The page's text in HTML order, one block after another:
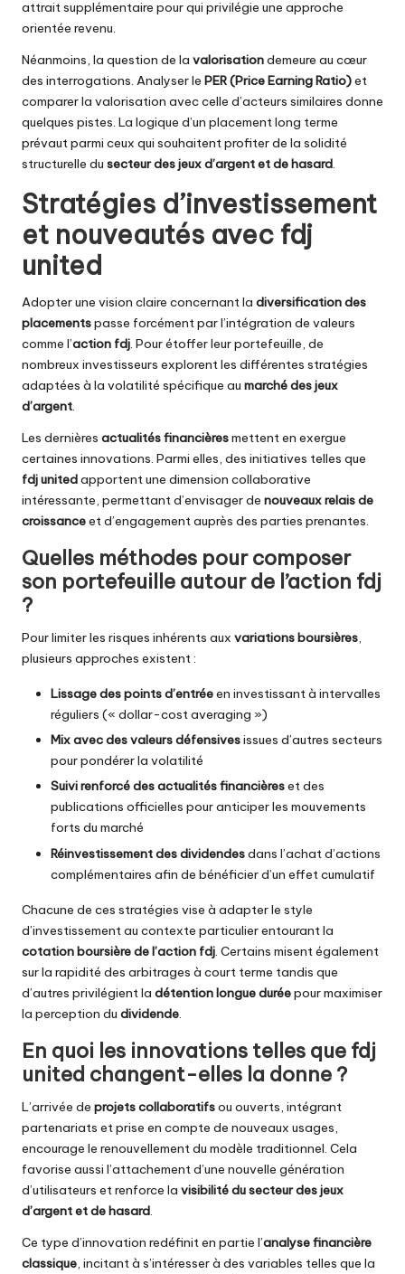
attrait supplémentaire pour qui privilégie une approche
orientée revenu.
Néanmoins, la question de la valorisationdemeure au cœur
des interrogations. Analyser le PER (Price Earning Ratio)et
comparer la valorisation avec celle d’acteurs similaires donne
quelques pistes. La logique d’un placement long terme
prévaut parmi ceux qui souhaitent profiter de la solidité
structurelle du secteur des jeux d’argent et de hasard.
Stratégies d’investissement
et nouveautés avec fdj
united
Adopter une vision claire concernant la diversification des
placementspasse forcément par l’intégration de valeurs
comme l’action fdj. Pour étoffer leur portefeuille, de
nombreux investisseurs explorent les différentes stratégies
adaptées à la volatilité spécifique au marché des jeux
d’argent.
Les dernières actualités financièresmettent en exergue
certaines innovations. Parmi elles, des initiatives telles que
fdj unitedapportent une dimension collaborative
intéressante, permettant d’envisager de nouveaux relais de
croissanceet d’engagement auprès des parties prenantes.
Quelles méthodes pour composer
son portefeuille autour de l’action fdj
?
Pour limiter les risques inhérents aux variations boursières,
plusieurs approches existent :
Lissage des points d’entréeen investissant à intervalles
réguliers (« dollar-cost averaging »)
Mix avec des valeurs défensivesissues d’autres secteurs
pour pondérer la volatilité
Suivi renforcé des actualités financièreset des
publications officielles pour anticiper les mouvements
forts du marché
Réinvestissement des dividendesdans l’achat d’actions
complémentaires afin de bénéficier d’un effet cumulatif
Chacune de ces stratégies vise à adapter le style
d’investissement au contexte particulier entourant la
cotation boursière de l’action fdj . Certains misent également
sur la rapidité des arbitrages à court terme tandis que
d’autres privilégient la détention longue duréepour maximiser
la perception du dividende
En quoi les innovations telles que fdj
united changent-elles la donne ?
L’arrivée de projets collaboratifsou ouverts, intégrant
partenariats et prise en compte de nouveaux usages,
encourage le renouvellement du modèle traditionnel. Cela
favorise aussi l’attachement d’une nouvelle génération
d’utilisateurs et renforce la visibilité du secteur des jeux
d’argent et de hasard
Ce type d’innovation redéfinit en partie l’analyse financière
classique , incitant à s’intéresser à des variables telles que la